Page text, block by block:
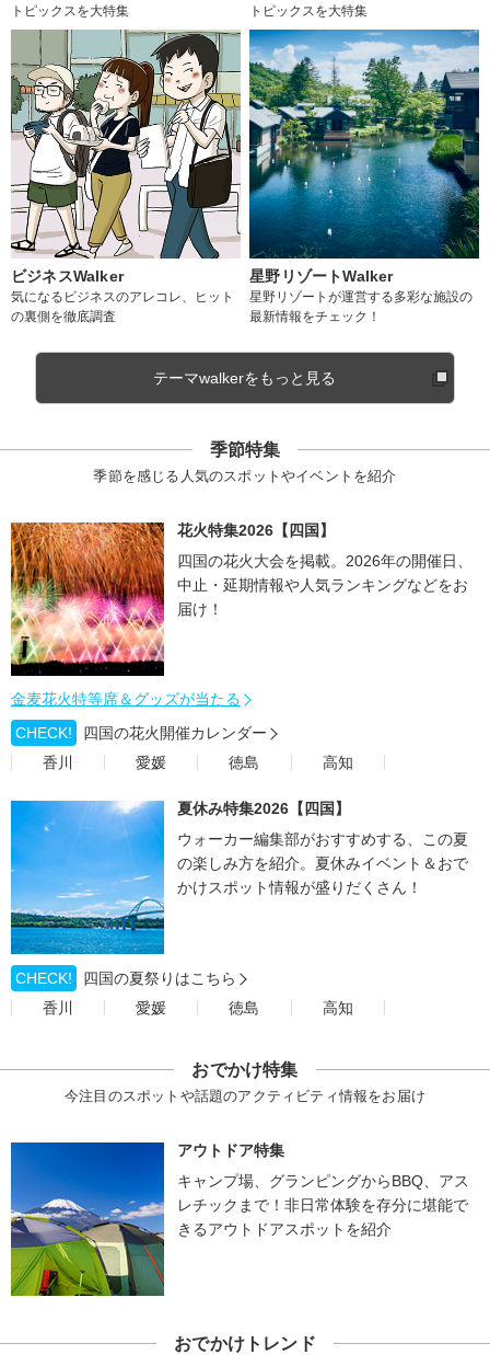
トピックスを大特集
トピックスを大特集
ビジネスWalker
気になるビジネスのアレコレ、ヒット
の裏側を徹底調査
星野リゾートWalker
星野リゾートが運営する多彩な施設の
最新情報をチェック！
テーマwalkerをもっと見る
季節特集
季節を感じる人気のスポットやイベントを紹介
花火特集2026【四国】
四国の花火大会を掲載。2026年の開催日、
中止・延期情報や人気ランキングなどをお
届け！
金麦花火特等席＆グッズが当たる
CHECK!
四国の花火開催カレンダー
香川
愛媛 徳島 高知
夏休み特集2026【四国】
ウォーカー編集部がおすすめする、この夏
の楽しみ方を紹介。夏休みイベント＆おで
かけスポット情報が盛りだくさん！
CHECK!
四国の夏祭りはこちら
香川
愛媛 徳島 高知
おでかけ特集
今注目のスポットや話題のアクティビティ情報をお届け
アウトドア特集
キャンプ場、グランピングからBBQ、アス
レチックまで！非日常体験を存分に堪能で
きるアウトドアスポットを紹介
おでかけトレンド